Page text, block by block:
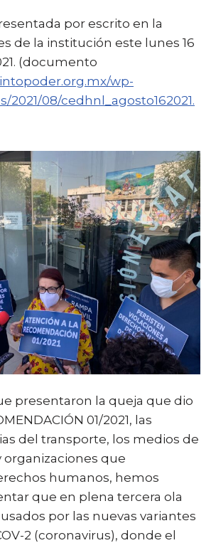
por escrito en la
de la institución este lunes 16
(documento
wp-
08/cedhnl_agosto162021.
presentaron la queja que dio
01/2021, las
del transporte, los medios de
que
humanos, hemos
que en plena tercera ola
por las nuevas variantes
2 (coronavirus), donde el